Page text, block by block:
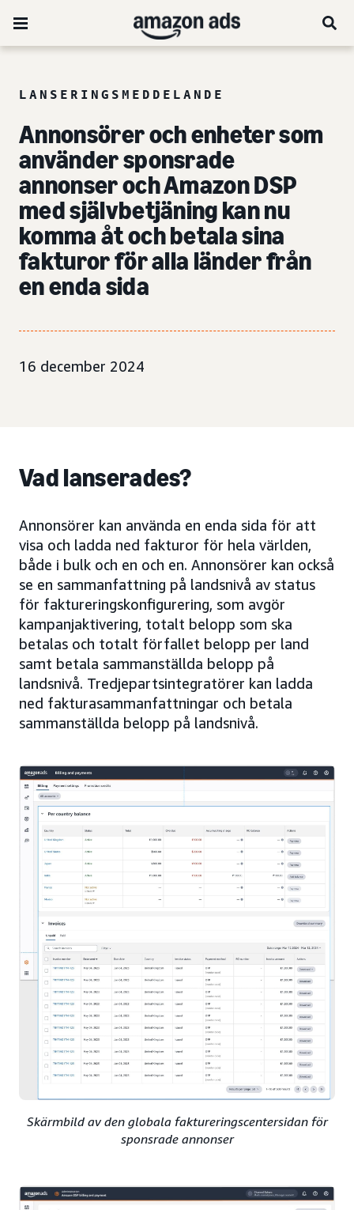
LANSERINGSMEDDELANDE
Annonsörer och enheter som
använder sponsrade
annonser och Amazon DSP
med självbetjäning kan nu
komma åt och betala sina
fakturor för alla länder från
en enda sida
16 december 2024
Vad lanserades?
Annonsörer kan använda en enda sida för att
visa och ladda ned fakturor för hela världen,
både i bulk och en och en. Annonsörer kan också
se en sammanfattning på landsnivå av status
för faktureringskonfigurering, som avgör
kampanjaktivering, totalt belopp som ska
betalas och totalt förfallet belopp per land
samt betala sammanställda belopp på
landsnivå. Tredjepartsintegratörer kan ladda
ned fakturasammanfattningar och betala
sammanställda belopp på landsnivå.
Skärmbild av den globala faktureringscentersidan för
sponsrade annonser